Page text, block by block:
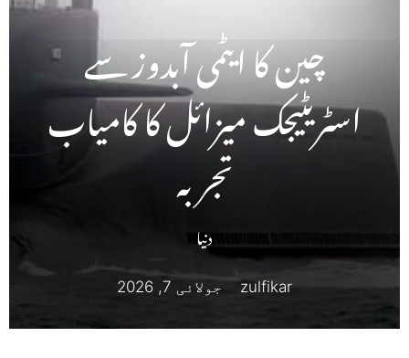
چین کا ایٹمی آبدوز سے
اسٹریٹیجک میزائل کا کامیاب
تجربہ
دنیا
zulfikar جولائی 7, 2026